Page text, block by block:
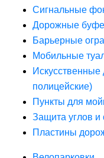
Сигнальные
Дорожные
Барьерные
Мобильные
полицейские)
Пункты для
Защита углов
Пластины